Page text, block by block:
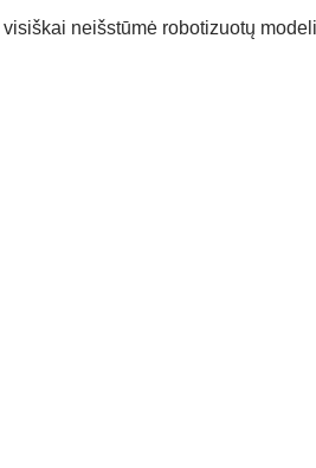
neišstūmė robotizuotų